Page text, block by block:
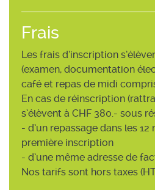
Frais
Les frais d’inscription
(examen, documentation
café et repas de midi
En cas de réinscription
s’élèvent à CHF 380.- sous
- d’un repassage dans les
première inscription
- d’une même adresse de
Nos tarifs sont hors taxes